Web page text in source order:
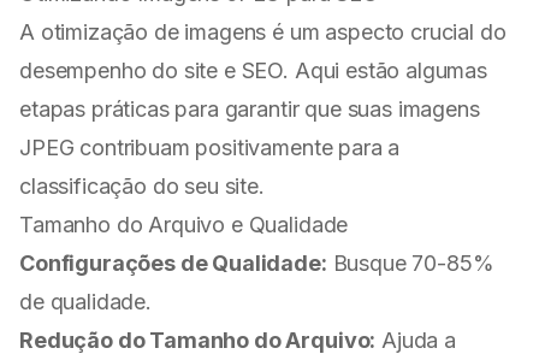
A otimização de imagens é um aspecto crucial do
desempenho do site e SEO. Aqui estão algumas
etapas práticas para garantir que suas imagens
JPEG contribuam positivamente para a
classificação do seu site.
Tamanho do Arquivo e Qualidade
Configurações de Qualidade: Busque 70-85%
de qualidade.
Redução do Tamanho do Arquivo: Ajuda a